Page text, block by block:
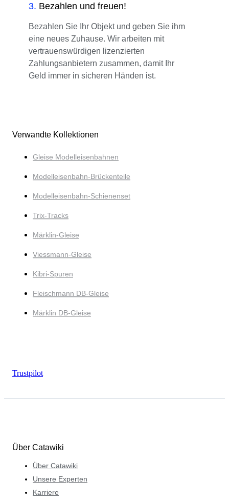
3. Bezahlen und freuen!
Bezahlen Sie Ihr Objekt und geben Sie ihm
eine neues Zuhause. Wir arbeiten mit
vertrauenswürdigen lizenzierten
Zahlungsanbietern zusammen, damit Ihr
Geld immer in sicheren Händen ist.
Verwandte Kollektionen
Gleise Modelleisenbahnen
Modelleisenbahn-Brückenteile
Modelleisenbahn-Schienenset
Trix-Tracks
Märklin-Gleise
Viessmann-Gleise
Kibri-Spuren
Fleischmann DB-Gleise
Märklin DB-Gleise
Trustpilot
Über Catawiki
Über Catawiki
Unsere Experten
Karriere